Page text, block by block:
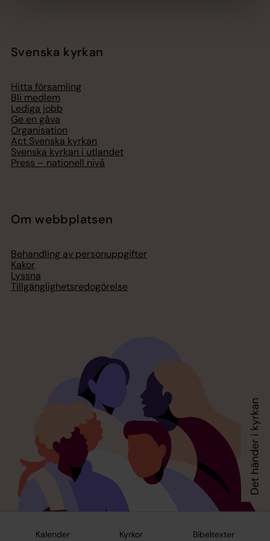
Kalender Kyrkor Bibeltexter
Svenska kyrkan
Hitta församling
Bli medlem
Lediga jobb
Ge en gåva
Organisation
Act Svenska kyrkan
Svenska kyrkan i utlandet
Press – nationell nivå
Om webbplatsen
Behandling av personuppgifter
Kakor
Lyssna
Tillgänglighetsredogörelse